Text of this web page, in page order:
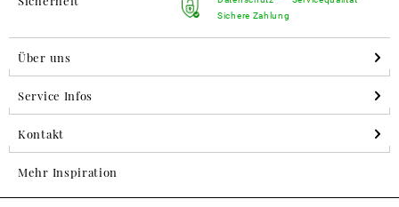
Sichere Zahlung
Über uns
Service Infos
Kontakt
Mehr Inspiration